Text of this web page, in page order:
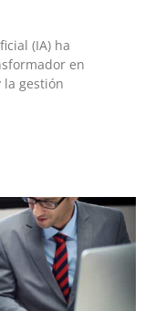
(IA) ha
en
la gestión